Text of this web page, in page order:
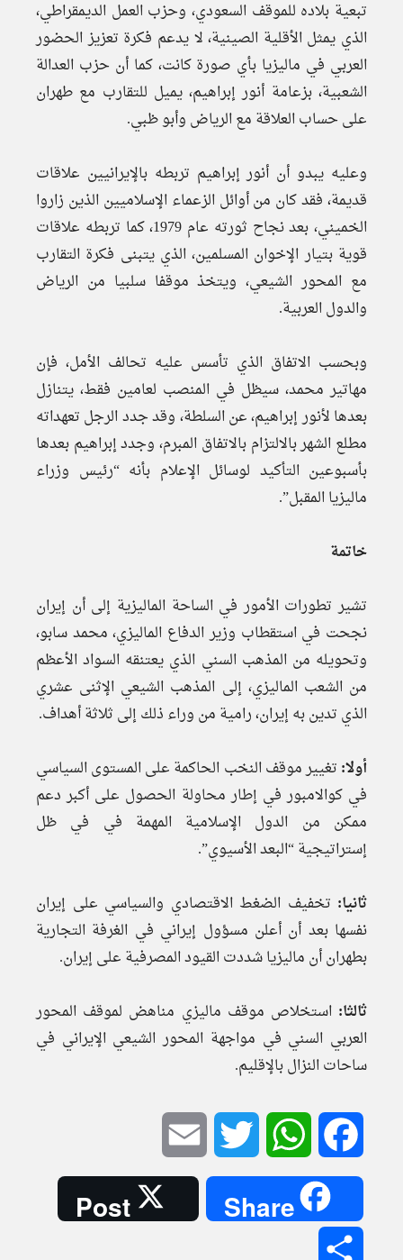
تبعية بلاده للموقف السعودي، وحزب العمل الديمقراطي،
الذي يمثل الأقلية الصينية، لا يدعم فكرة تعزيز الحضور
العربي في ماليزيا بأي صورة كانت، كما أن حزب العدالة
الشعبية، بزعامة أنور إبراهيم، يميل للتقارب مع طهران
على حساب العلاقة مع الرياض وأبو ظبي.
وعليه يبدو أن أنور إبراهيم تربطه بالإيرانيين علاقات
قديمة، فقد كان من أوائل الزعماء الإسلاميين الذين زاروا
الخميني، بعد نجاح ثورته عام 1979، كما تربطه علاقات
قوية بتيار الإخوان المسلمين، الذي يتبنى فكرة التقارب
مع المحور الشيعي، ويتخذ موقفا سلبيا من الرياض
والدول العربية.
وبحسب الاتفاق الذي تأسس عليه تحالف الأمل، فإن
مهاتير محمد، سيظل في المنصب لعامين فقط، يتنازل
بعدها لأنور إبراهيم، عن السلطة، وقد جدد الرجل تعهداته
مطلع الشهر بالالتزام بالاتفاق المبرم، وجدد إبراهيم بعدها
بأسبوعين التأكيد لوسائل الإعلام بأنه “رئيس وزراء
ماليزيا المقبل”.
خاتمة
تشير تطورات الأمور في الساحة الماليزية إلى أن إيران
نجحت في استقطاب وزير الدفاع الماليزي، محمد سابو،
وتحويله من المذهب السني الذي يعتنقه السواد الأعظم
من الشعب الماليزي، إلى المذهب الشيعي الإثنى عشري
الذي تدين به إيران، رامية من وراء ذلك إلى ثلاثة أهداف.
أولا: تغيير موقف النخب الحاكمة على المستوى السياسي
في كوالامبور في إطار محاولة الحصول على أكبر دعم
ممكن من الدول الإسلامية المهمة في في ظل
إستراتيجية “البعد الأسيوي”.
ثانيا: تخفيف الضغط الاقتصادي والسياسي على إيران
نفسها بعد أن أعلن مسؤول إيراني في الغرفة التجارية
بطهران أن ماليزيا شددت القيود المصرفية على إيران.
ثالثا: استخلاص موقف ماليزي مناهض لموقف المحور
العربي السني في مواجهة المحور الشيعي الإيراني في
ساحات النزال بالإقليم.
Facebook
WhatsApp
Twitter
Share
Post